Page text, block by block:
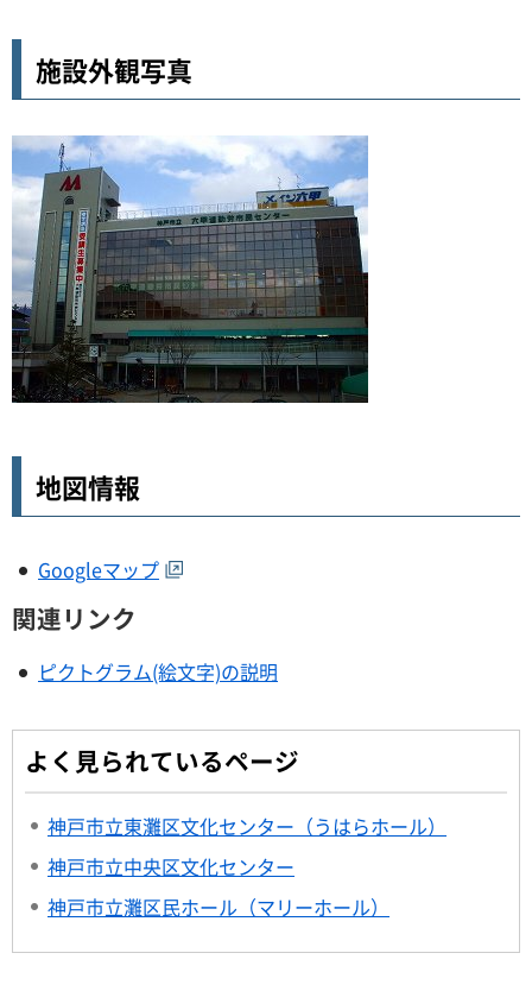
施設外観写真
地図情報
Googleマップ
関連リンク
ピクトグラム(絵文字)の説明
よく見られているページ
神戸市立東灘区文化センター（うはらホール）
神戸市立中央区文化センター
神戸市立灘区民ホール（マリーホール）